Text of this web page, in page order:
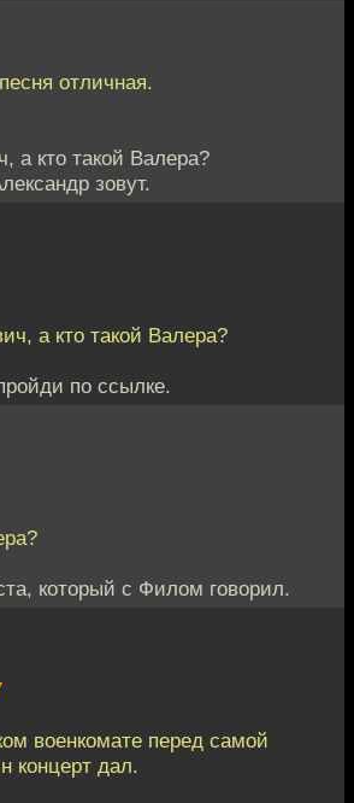
отличная.
а кто такой Валера?
зовут.
а кто такой Валера?
по ссылке.
который с Филом говорил.
военкомате перед самой
концерт дал.